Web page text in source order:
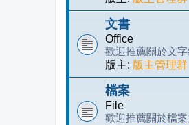
文書
Office
歡迎推薦關於文
版主: 版主管理群
檔案
File
歡迎推薦關於檔